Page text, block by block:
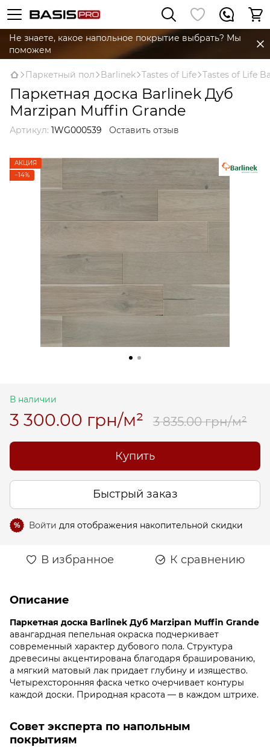
Не знаете, какое напольное покрытие выбрать? Мы
поможем
Паркетный пол Barlinek Tastes of Life Tastes of Life
Паркетная доска Barlinek Дуб
Marzipan Muffin Grande
Артикул: 1WG000539 Оставить отзыв
АКЦИЯ
−14%
В наличии
3 300.00 грн/м² 3 835.00 грн/м²
Купить
Быстрый заказ
% Войти для отображения накопительной скидки
В избранное К сравнению
Описание
Паркетная доска Barlinek Дуб Marzipan Muffin Grande
авангардная пепельная окраска подчеркивает
современный характер дубового пола. Структура
древесины акцентирована благодаря брашированию,
а мягкий матовый лак придает глубину и изящество.
Четырехсторонняя фаска четко очерчивает контуры
каждой доски. Природная красота — в каждом штрихе.
Совет эксперта по напольным
покрытиям